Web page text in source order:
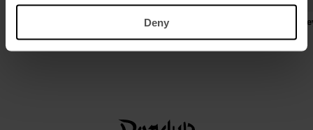
Deny
€ 130,00
€ 200,00
T-shirt girocollo regular in
€ 81,00
€ 125,00